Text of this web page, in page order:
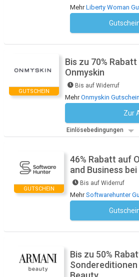
MehrLiberty Woman
GUTSCHEIN
Bis zu 70%
Onmyskin
Bis auf Widerruf
MehrOnmyskin
Zur
Einlösebedingungen
GUTSCHEIN
46% Rabatt auf
and Business
Bis auf Widerruf
MehrSoftwarehunter
Bis zu 50%